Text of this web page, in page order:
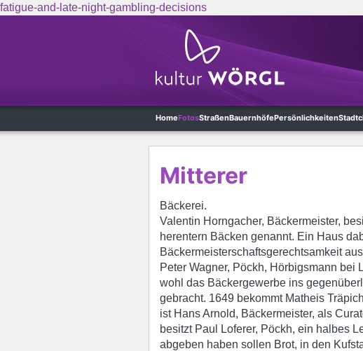
fatigue-and-late-night-gambling-decisions
HomeFotosStraßenBauernhöfePersönlichkeiten
Mitterer
Bäckerei.
Valentin Horngacher, Bäckermeister,
herentern Bäcken genannt. Ein Haus
Bäckermeisterschaftsgerechtsamkeit
Peter Wagner, Pöckh, Hörbigsmann bei
wohl das Bäckergewerbe ins
gebracht. 1649 bekommt Matheis
ist Hans Arnold, Bäckermeister, als
besitzt Paul Loferer, Pöckh, ein halbes
abgeben haben sollen Brot, in den